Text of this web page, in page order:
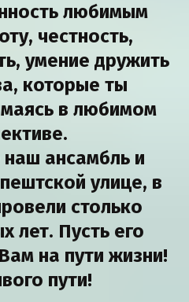
любимым
честность,
умение дружить
которые ты
в любимом
ансамбль и
улице, в
столько
лет. Пусть его
на пути жизни!
пути!